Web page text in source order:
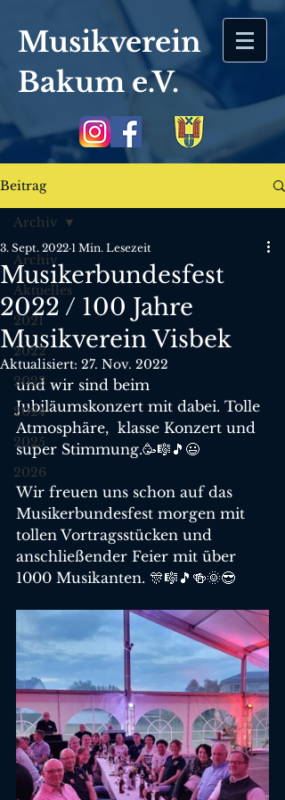
Musikverein
Bakum e.V.
Beitrag
Archiv
Aktuelles
2021
2022
2023
2024
2025
2026
Archiv
Musikerbundesfest
2022 / 100 Jahre
Musikverein Visbek
3. Sept. 2022 1 Min. Lesezeit
Aktualisiert: 27. Nov. 2022
und wir sind beim
Jubiläumskonzert mit dabei. Tolle
Atmosphäre,  klasse Konzert und
super Stimmung.🥳🎼🎵😃
Wir freuen uns schon auf das
Musikerbundesfest morgen mit
tollen Vortragsstücken und
anschließender Feier mit über
1000 Musikanten. 🎊🎼🎵🍻🌞😎